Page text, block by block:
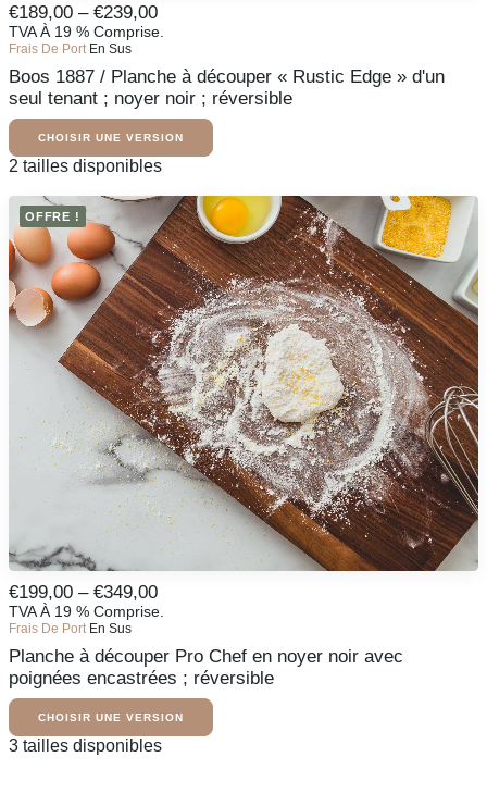
CHOISIR UNE VERSION
produit
existe
en
plusieurs
variantes.
Les
options
peuvent
être
sélectionnées
sur
la
page
du
produit
€189,00 – €239,00Fourchette
De
:
De
189,00
€
À
€
TVA À 19 % Comprise.
Frais De PortEn Sus
Boos 1887 / Planche à découper « Rustic Edge » d'un
seul tenant ; noyer noir ; réversible
CHOISIR UNE VERSION
Ce
existe
en
plusieurs
variantes.
Les
options
peuvent
être
sélectionnées
page
du
produit
2 tailles disponibles
OFFRE !
CHOISIR UNE VERSION
produit
existe
en
plusieurs
variantes.
Les
options
peuvent
être
€199,00 – €349,00Fourchette
De
:
De
199,00
€
À
TVA À 19 % Comprise.
Frais De PortEn Sus
Planche à découper Pro Chef en noyer noir avec
poignées encastrées ; réversible
CHOISIR UNE VERSION
Ce
3 tailles disponibles